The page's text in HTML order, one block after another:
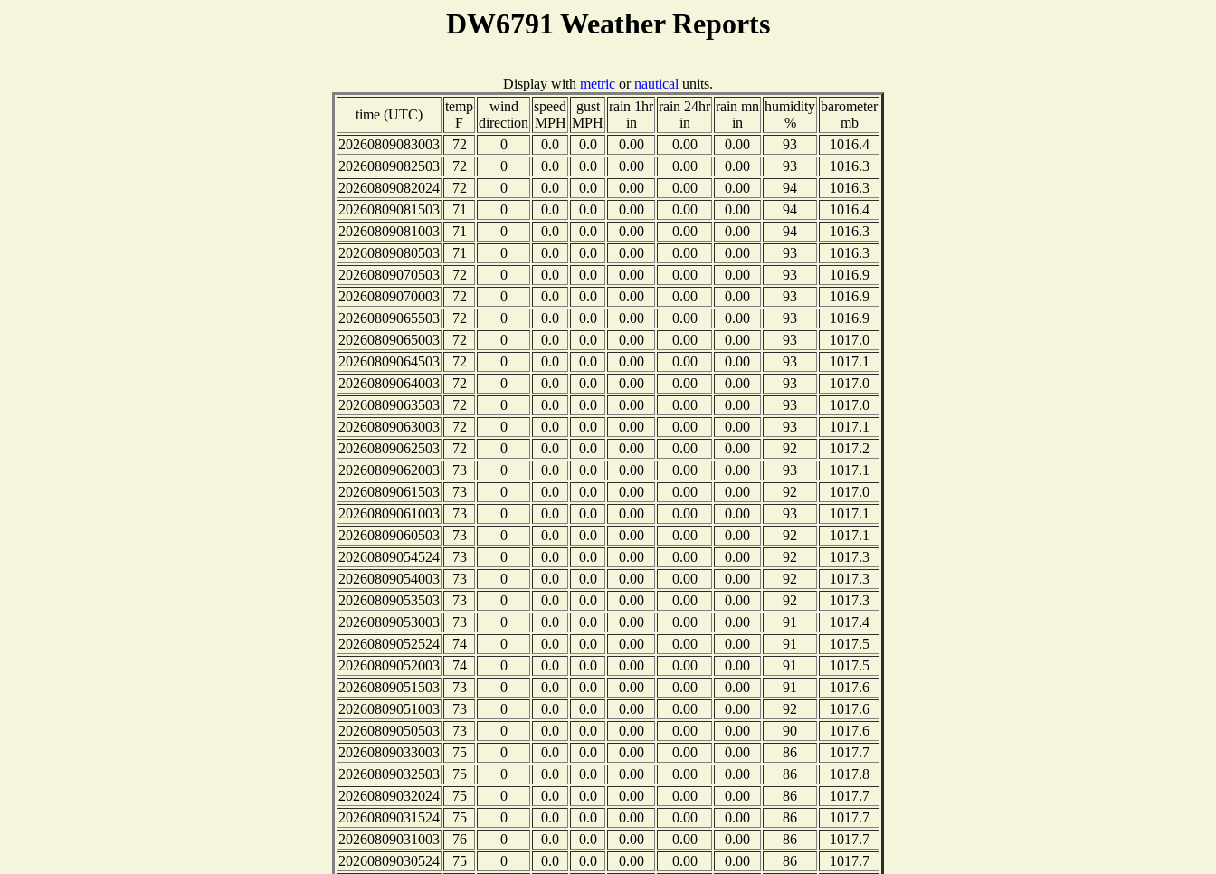
DW6791 Weather Reports
Display with metric ornautical units.
time (UTC)
temp
F
wind
direction
speed
MPH
gust
MPH
rain 1hr
in
rain 24hr
in
rain mn
in
humidity
%
barometer
mb
20260809083003
72 0 0.0 0.0 0.00 0.00 0.00 93
1016.4
20260809082503
72 0 0.0 0.0 0.00 0.00 0.00 93
1016.3
20260809082024
72 0 0.0 0.0 0.00 0.00 0.00 94
1016.3
20260809081503
71 0 0.0 0.0 0.00 0.00 0.00 94
1016.4
20260809081003
71 0 0.0 0.0 0.00 0.00 0.00 94
1016.3
20260809080503
71 0 0.0 0.0 0.00 0.00 0.00 93
1016.3
20260809070503
72 0 0.0 0.0 0.00 0.00 0.00 93
1016.9
20260809070003
72 0 0.0 0.0 0.00 0.00 0.00 93
1016.9
20260809065503
72 0 0.0 0.0 0.00 0.00 0.00 93
1016.9
20260809065003
72 0 0.0 0.0 0.00 0.00 0.00 93
1017.0
20260809064503
72 0 0.0 0.0 0.00 0.00 0.00 93
1017.1
20260809064003
72 0 0.0 0.0 0.00 0.00 0.00 93
1017.0
20260809063503
72 0 0.0 0.0 0.00 0.00 0.00 93
1017.0
20260809063003
72 0 0.0 0.0 0.00 0.00 0.00 93
1017.1
20260809062503
72 0 0.0 0.0 0.00 0.00 0.00 92
1017.2
20260809062003
73 0 0.0 0.0 0.00 0.00 0.00 93
1017.1
20260809061503
73 0 0.0 0.0 0.00 0.00 0.00 92
1017.0
20260809061003
73 0 0.0 0.0 0.00 0.00 0.00 93
1017.1
20260809060503
73 0 0.0 0.0 0.00 0.00 0.00 92
1017.1
20260809054524
73 0 0.0 0.0 0.00 0.00 0.00 92
1017.3
20260809054003
73 0 0.0 0.0 0.00 0.00 0.00 92
1017.3
20260809053503
73 0 0.0 0.0 0.00 0.00 0.00 92
1017.3
20260809053003
73 0 0.0 0.0 0.00 0.00 0.00 91
1017.4
20260809052524
74 0 0.0 0.0 0.00 0.00 0.00 91
1017.5
20260809052003
74 0 0.0 0.0 0.00 0.00 0.00 91
1017.5
20260809051503
73 0 0.0 0.0 0.00 0.00 0.00 91
1017.6
20260809051003
73 0 0.0 0.0 0.00 0.00 0.00 92
1017.6
20260809050503
73 0 0.0 0.0 0.00 0.00 0.00 90
1017.6
20260809033003
75 0 0.0 0.0 0.00 0.00 0.00 86
1017.7
20260809032503
75 0 0.0 0.0 0.00 0.00 0.00 86
1017.8
20260809032024
75 0 0.0 0.0 0.00 0.00 0.00 86
1017.7
20260809031524
75 0 0.0 0.0 0.00 0.00 0.00 86
1017.7
20260809031003
76 0 0.0 0.0 0.00 0.00 0.00 86
1017.7
20260809030524
75 0 0.0 0.0 0.00 0.00 0.00 86
1017.7